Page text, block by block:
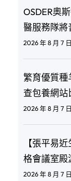
OSDER奧
醫服務隊將
2026 年 8 月 7 日
繁育優質種
查包養網站
2026 年 8 月 7 日
【張平易
格會議室殿
2026 年 8 月 7 日